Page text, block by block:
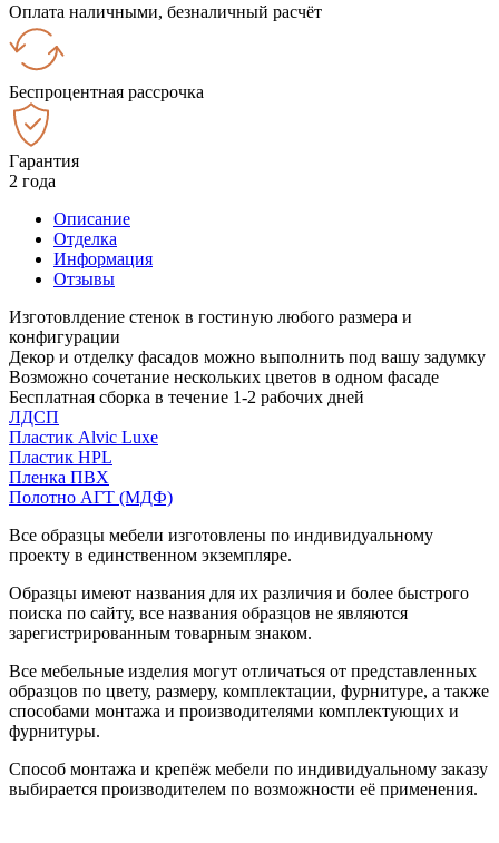
Оплата наличными, безналичный расчёт
Беспроцентная рассрочка
Гарантия
2 года
Описание
Отделка
Информация
Отзывы
Изготовлдение стенок в гостиную любого размера и
конфигурации
Декор и отделку фасадов можно выполнить под вашу задумку
Возможно сочетание нескольких цветов в одном фасаде
Бесплатная сборка в течение 1-2 рабочих дней
ЛДСП
Пластик Alvic Luxe
Пластик HPL
Пленка ПВХ
Полотно АГТ (МДФ)
Все образцы мебели изготовлены по индивидуальному
проекту в единственном экземпляре.
Образцы имеют названия для их различия и более быстрого
поиска по сайту, все названия образцов не являются
зарегистрированным товарным знаком.
Все мебельные изделия могут отличаться от представленных
образцов по цвету, размеру, комплектации, фурнитуре, а также
способами монтажа и производителями комплектующих и
фурнитуры.
Способ монтажа и крепёж мебели по индивидуальному заказу
выбирается производителем по возможности её применения.